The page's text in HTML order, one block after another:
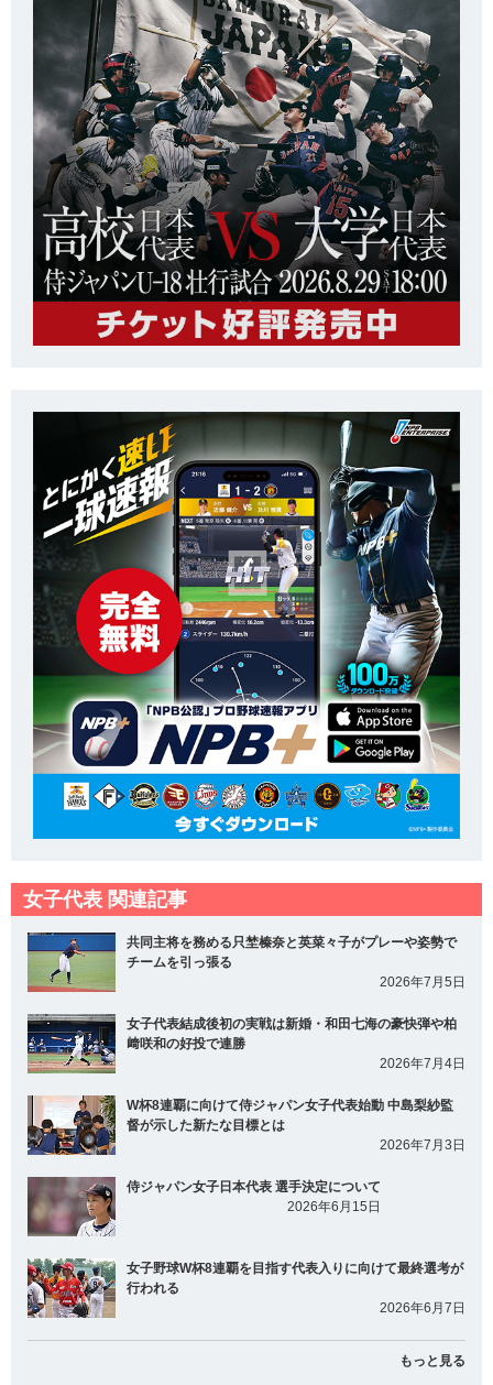
女子代表 関連記事
共同主将を務める只埜榛奈と英菜々子がプレーや姿勢で
チームを引っ張る
2026年7月5日
女子代表結成後初の実戦は新婚・和田七海の豪快弾や柏
﨑咲和の好投で連勝
2026年7月4日
W杯8連覇に向けて侍ジャパン女子代表始動 中島梨紗監
督が示した新たな目標とは
2026年7月3日
侍ジャパン女子日本代表 選手決定について
2026年6月15日
女子野球W杯8連覇を目指す代表入りに向けて最終選考が
行われる
2026年6月7日
もっと見る